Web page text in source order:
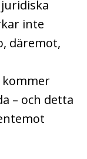
inte
däremot,
– och detta